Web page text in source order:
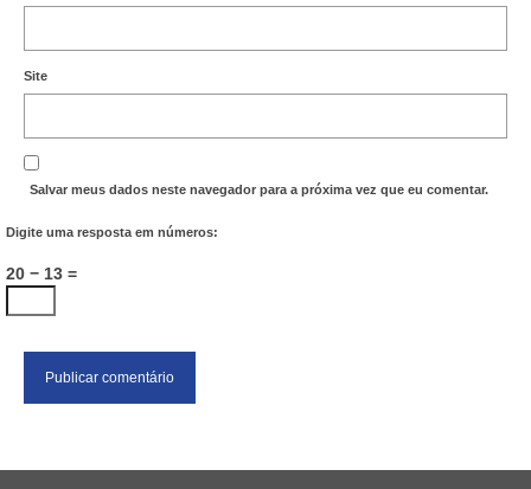
Site
Salvar meus dados neste navegador para a próxima vez que eu comentar.
Digite uma resposta em números:
20 − 13 =